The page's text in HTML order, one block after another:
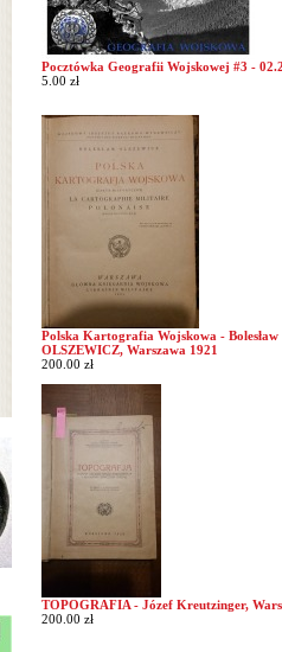
Pocztówka Geografii Wojskowej #3 -
5.00 zł
Polska Kartografia Wojskowa - Bolesław
OLSZEWICZ, Warszawa 1921
200.00 zł
TOPOGRAFIA - Józef Kreutzinger,
200.00 zł